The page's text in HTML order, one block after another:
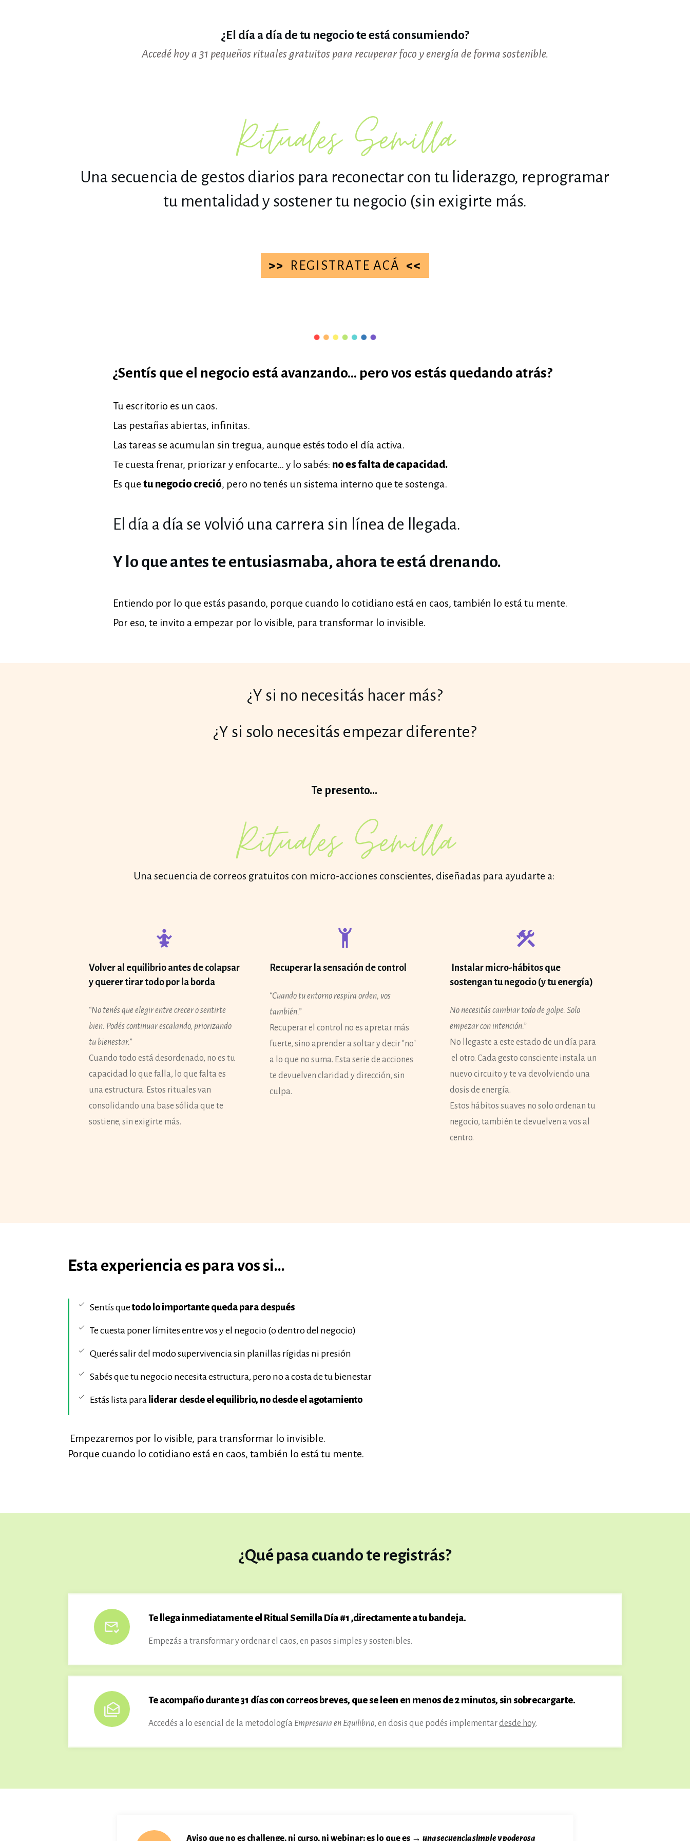
¿El día a día de tu negocio te está consumiendo?
Accedé hoy a 31 pequeños rituales gratuitos para recuperar foco y energía de forma sostenible.
Rituales Semilla
Una secuencia de gestos diarios para reconectar con tu liderazgo, reprogramar
tu mentalidad y sostener tu negocio (sin exigirte más.
>> REGISTRATE ACÁ <<
¿Sentís que el negocio está avanzando... pero vos estás quedando atrás?
Tu escritorio es un caos.
Las pestañas abiertas, infinitas.
Las tareas se acumulan sin tregua, aunque estés todo el día activa.
Te cuesta frenar, priorizar y enfocarte… y lo sabés: no es falta de capacidad.
Es que tu negocio creció, pero no tenés un sistema interno que te sostenga.
El día a día se volvió una carrera sin línea de llegada.
Y lo que antes te entusiasmaba, ahora te está drenando.
Entiendo por lo que estás pasando, porque cuando lo cotidiano está en caos, también lo está tu mente.
Por eso, te invito a empezar por lo visible, para transformar lo invisible.
¿Y si no necesitás hacer más?
¿Y si solo necesitás empezar diferente?
Te presento...
Rituales Semilla
Una secuencia de correos gratuitos con micro-acciones conscientes, diseñadas para ayudarte a:
Volver al equilibrio antes de colapsar
y querer tirar todo por la borda
“No tenés que elegir entre crecer o sentirte
bien. Podés continuar escalando, priorizando
tu bienestar.”
Cuando todo está desordenado, no es tu
capacidad lo que falla, lo que falta es
una estructura. Estos rituales van
consolidando una base sólida que te
sostiene, sin exigirte más.
Recuperar la sensación de control
“Cuando tu entorno respira orden, vos
también.”
Recuperar el control no es apretar más
fuerte, sino aprender a soltar y decir "no"
a lo que no suma. Esta serie de acciones
te devuelven claridad y dirección, sin
culpa.
Instalar micro-hábitos que
sostengan tu negocio (y tu energía)
No necesitás cambiar todo de golpe. Solo
empezar con intención.”
No llegaste a este estado de un día para
el otro. Cada gesto consciente instala un
nuevo circuito y te va devolviendo una
dosis de energía.
Estos hábitos suaves no solo ordenan tu
negocio, también te devuelven a vos al
centro.
Esta experiencia es para vos si...
Sentís quetodo lo importante queda para después
Te cuesta poner límites entre vos y el negocio (o dentro del negocio)
Querés salir del modo supervivencia sin planillas rígidas ni presión
Sabés que tu negocio necesita estructura, pero no a costa de tu bienestar
Estás lista para liderar desde el equilibrio, no desde el agotamiento
Empezaremos por lo visible, para transformar lo invisible.
Porque cuando lo cotidiano está en caos, también lo está tu mente.
¿Qué pasa cuando te registrás?
Te llega inmediatamente el Ritual Semilla Día #1 ,directamente a tu bandeja.
Empezás a transformar y ordenar el caos, en pasos simples y sostenibles.
Te acompaño durante 31 días con correos breves, que se leen en menos de 2 minutos, sin sobrecargarte.
Accedés a lo esencial de la metodología Empresaria en Equilibrio, en dosis que podés implementardesde hoy.
Aviso que no es challenge, ni curso, ni webinar: es lo que es → una secuencia simple y poderosa